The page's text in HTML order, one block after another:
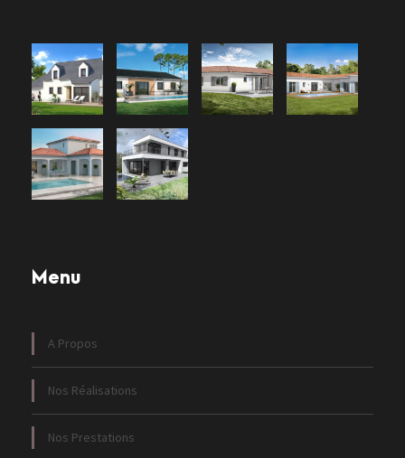
Menu
A Propos
Nos Réalisations
Nos Prestations